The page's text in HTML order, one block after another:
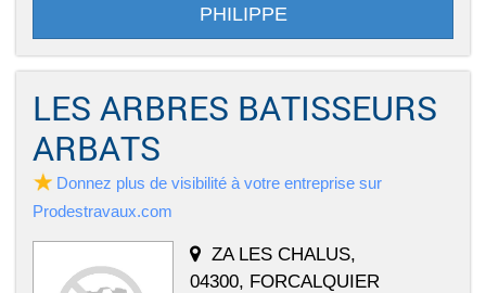
PHILIPPE
LES ARBRES BATISSEURS
ARBATS
Donnez plus de visibilité à votre entreprise sur
Prodestravaux.com
ZA LES CHALUS,
04300, FORCALQUIER